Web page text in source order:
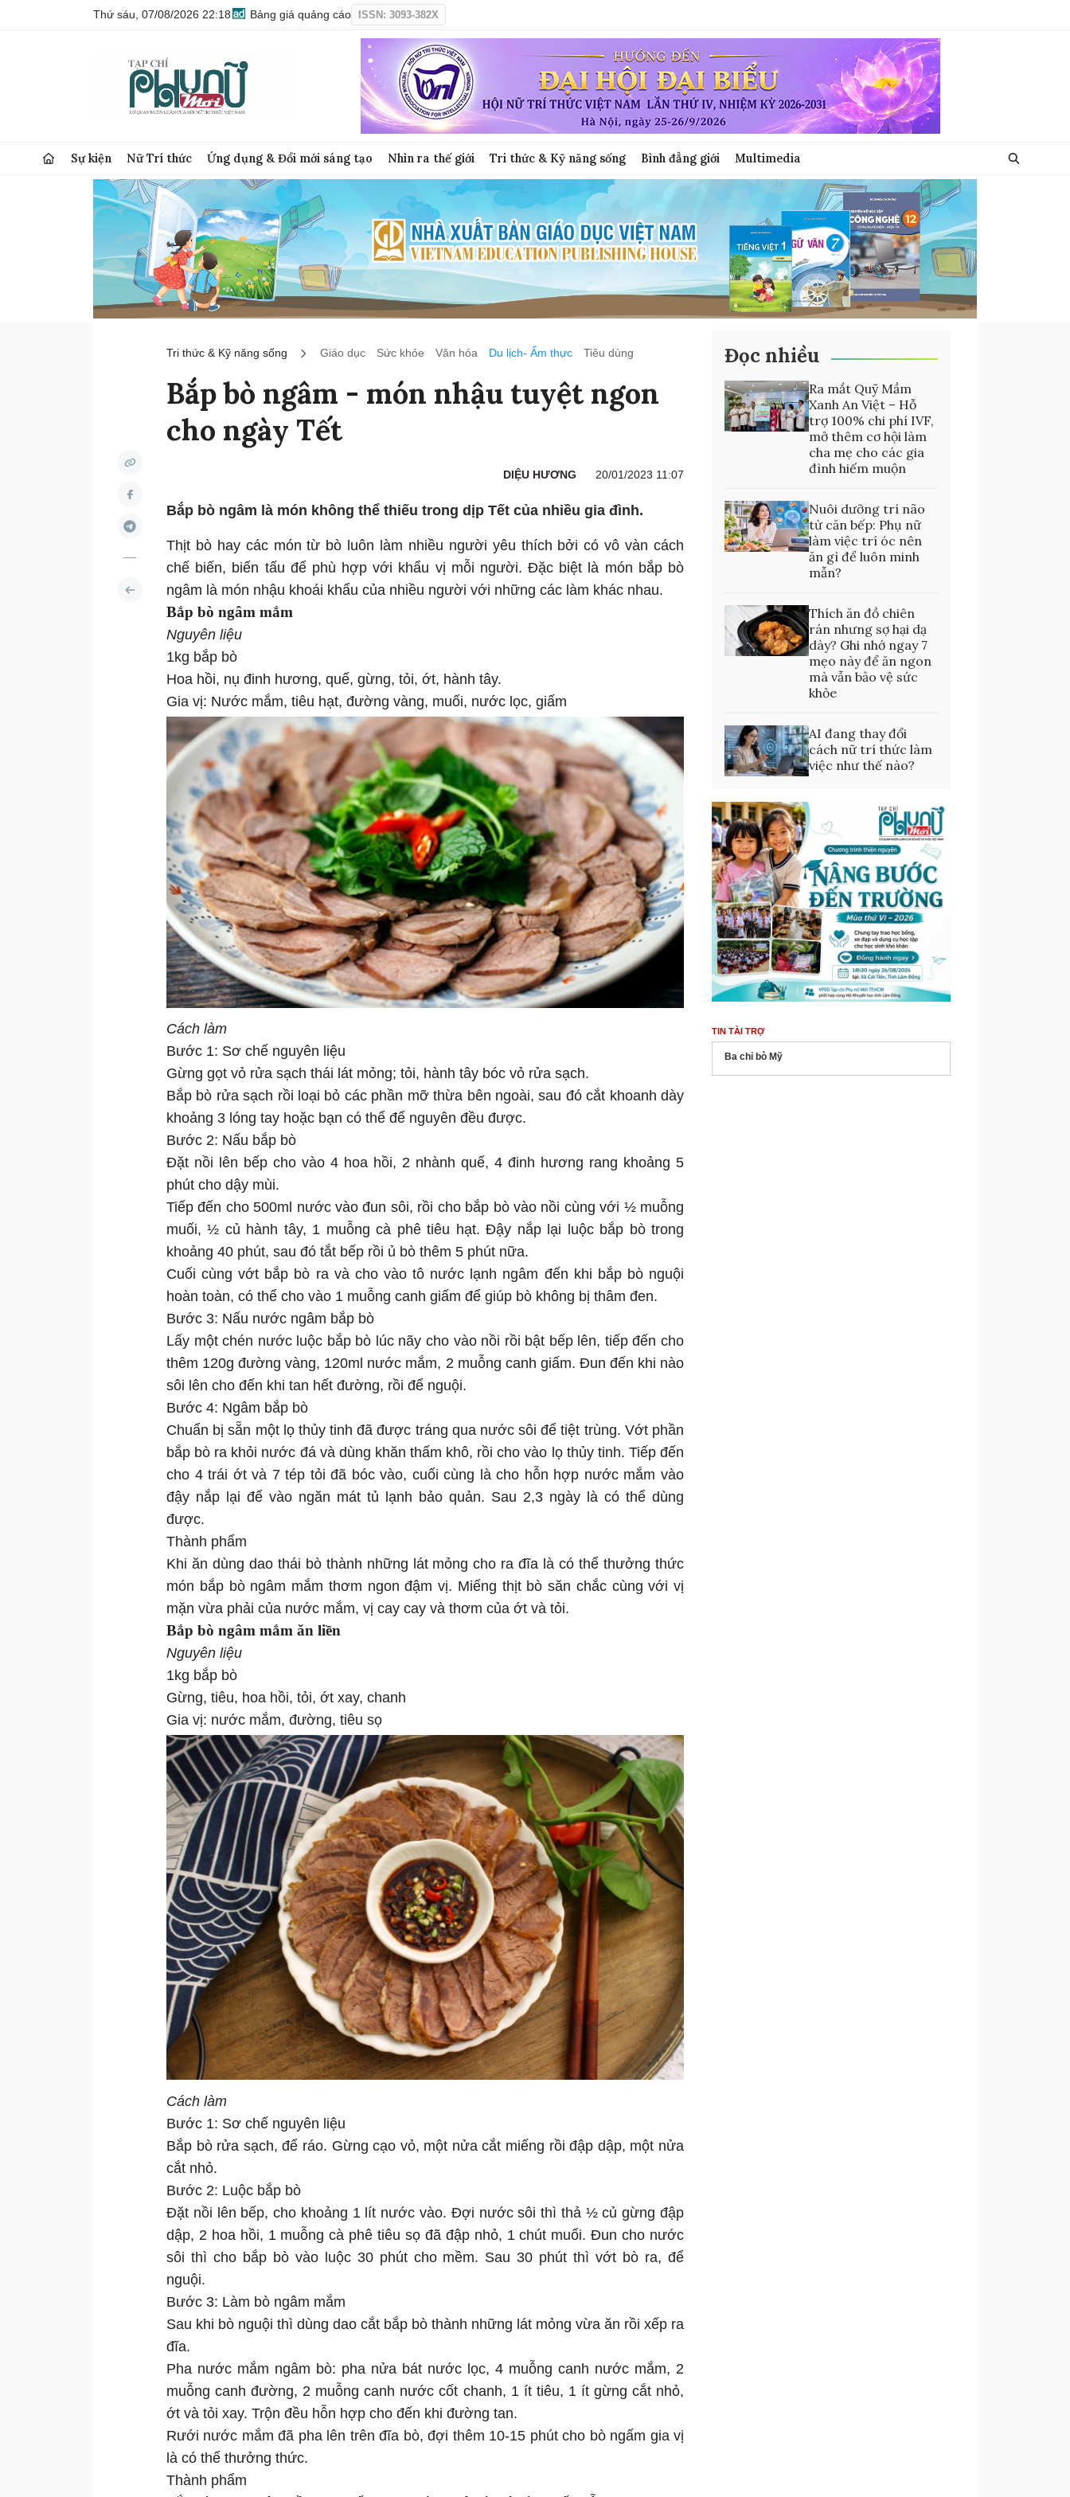
Thứ sáu, 07/08/2026 22:18 Bảng giá quảng cáo ISSN: 3093-382X
Sự kiện Nữ Trí thức Ứng dụng & Đổi mới sáng tạo Nhìn ra thế giới Tri thức & Kỹ năng sống Bình đẳng giới Multimedia
Tri thức & Kỹ năng sống Giáo dục Sức khỏe Văn hóa Du lịch- Ẩm thực Tiêu dùng
Bắp bò ngâm - món nhậu tuyệt ngon
cho ngày Tết
DIỆU HƯƠNG 20/01/2023 11:07
Bắp bò ngâm là món không thể thiếu trong dịp Tết của nhiều gia đình.
Thịt bò hay các món từ bò luôn làm nhiều người yêu thích bởi có vô vàn cách
chế biến, biến tấu để phù hợp với khẩu vị mỗi người. Đặc biệt là món bắp bò
ngâm là món nhậu khoái khẩu của nhiều người với những các làm khác nhau.
Bắp bò ngâm mắm
Nguyên liệu
1kg bắp bò
Hoa hồi, nụ đinh hương, quế, gừng, tỏi, ớt, hành tây.
Gia vị: Nước mắm, tiêu hạt, đường vàng, muối, nước lọc, giấm
Cách làm
Bước 1: Sơ chế nguyên liệu
Gừng gọt vỏ rửa sạch thái lát mỏng; tỏi, hành tây bóc vỏ rửa sạch.
Bắp bò rửa sạch rồi loại bỏ các phần mỡ thừa bên ngoài, sau đó cắt khoanh dày
khoảng 3 lóng tay hoặc bạn có thể để nguyên đều được.
Bước 2: Nấu bắp bò
Đặt nồi lên bếp cho vào 4 hoa hồi, 2 nhành quế, 4 đinh hương rang khoảng 5
phút cho dậy mùi.
Tiếp đến cho 500ml nước vào đun sôi, rồi cho bắp bò vào nồi cùng với ½ muỗng
muối, ½ củ hành tây, 1 muỗng cà phê tiêu hạt. Đậy nắp lại luộc bắp bò trong
khoảng 40 phút, sau đó tắt bếp rồi ủ bò thêm 5 phút nữa.
Cuối cùng vớt bắp bò ra và cho vào tô nước lạnh ngâm đến khi bắp bò nguội
hoàn toàn, có thể cho vào 1 muỗng canh giấm để giúp bò không bị thâm đen.
Bước 3: Nấu nước ngâm bắp bò
Lấy một chén nước luộc bắp bò lúc nãy cho vào nồi rồi bật bếp lên, tiếp đến cho
thêm 120g đường vàng, 120ml nước mắm, 2 muỗng canh giấm. Đun đến khi nào
sôi lên cho đến khi tan hết đường, rồi để nguội.
Bước 4: Ngâm bắp bò
Chuẩn bị sẵn một lọ thủy tinh đã được tráng qua nước sôi để tiệt trùng. Vớt phần
bắp bò ra khỏi nước đá và dùng khăn thấm khô, rồi cho vào lọ thủy tinh. Tiếp đến
cho 4 trái ớt và 7 tép tỏi đã bóc vào, cuối cùng là cho hỗn hợp nước mắm vào
đậy nắp lại để vào ngăn mát tủ lạnh bảo quản. Sau 2,3 ngày là có thể dùng
được.
Thành phẩm
Khi ăn dùng dao thái bò thành những lát mỏng cho ra đĩa là có thể thưởng thức
món bắp bò ngâm mắm thơm ngon đậm vị. Miếng thịt bò săn chắc cùng với vị
mặn vừa phải của nước mắm, vị cay cay và thơm của ớt và tỏi.
Bắp bò ngâm mắm ăn liền
Nguyên liệu
1kg bắp bò
Gừng, tiêu, hoa hồi, tỏi, ớt xay, chanh
Gia vị: nước mắm, đường, tiêu sọ
Cách làm
Bước 1: Sơ chế nguyên liệu
Bắp bò rửa sạch, để ráo. Gừng cạo vỏ, một nửa cắt miếng rồi đập dập, một nửa
cắt nhỏ.
Bước 2: Luộc bắp bò
Đặt nồi lên bếp, cho khoảng 1 lít nước vào. Đợi nước sôi thì thả ½ củ gừng đập
dập, 2 hoa hồi, 1 muỗng cà phê tiêu sọ đã đập nhỏ, 1 chút muối. Đun cho nước
sôi thì cho bắp bò vào luộc 30 phút cho mềm. Sau 30 phút thì vớt bò ra, để
nguội.
Bước 3: Làm bò ngâm mắm
Sau khi bò nguội thì dùng dao cắt bắp bò thành những lát mỏng vừa ăn rồi xếp ra
đĩa.
Pha nước mắm ngâm bò: pha nửa bát nước lọc, 4 muỗng canh nước mắm, 2
muỗng canh đường, 2 muỗng canh nước cốt chanh, 1 ít tiêu, 1 ít gừng cắt nhỏ,
ớt và tỏi xay. Trộn đều hỗn hợp cho đến khi đường tan.
Rưới nước mắm đã pha lên trên đĩa bò, đợi thêm 10-15 phút cho bò ngấm gia vị
là có thể thưởng thức.
Thành phẩm
Đọc nhiều
Ra mắt Quỹ Mầm
Xanh An Việt – Hỗ
trợ 100% chi phí IVF,
mở thêm cơ hội làm
cha mẹ cho các gia
đình hiếm muộn
Nuôi dưỡng trí não
từ căn bếp: Phụ nữ
làm việc trí óc nên
ăn gì để luôn minh
mẫn?
Thích ăn đồ chiên
rán nhưng sợ hại dạ
dày? Ghi nhớ ngay 7
mẹo này để ăn ngon
mà vẫn bảo vệ sức
khỏe
AI đang thay đổi
cách nữ trí thức làm
việc như thế nào?
TIN TÀI TRỢ
Ba chỉ bò Mỹ